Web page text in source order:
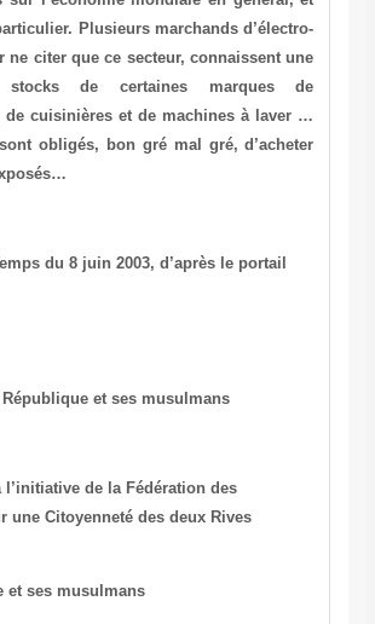
Plusieurs marchands d’électro-
ne citer que ce secteur, connaissent une
de certaines marques de
de cuisinières et de machines à laver …
obligés, bon gré mal gré, d’acheter
du 8 juin 2003, d’après le portail
République et ses musulmans
l’initiative de la Fédération des
une Citoyenneté des deux Rives
et ses musulmans